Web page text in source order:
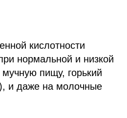
кислотности
нормальной и низкой
пищу, горький
и даже на молочные